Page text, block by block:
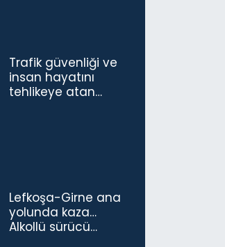
Trafik güvenliği ve
insan hayatını
tehlikeye atan
Lefkoşa-Girne ana
yolunda kaza…
Alkollü sürücü